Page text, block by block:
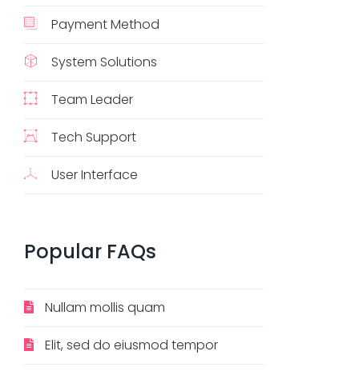
Payment Method
System Solutions
Team Leader
Tech Support
User Interface
Popular FAQs
Nullam mollis quam
Elit, sed do eiusmod tempor